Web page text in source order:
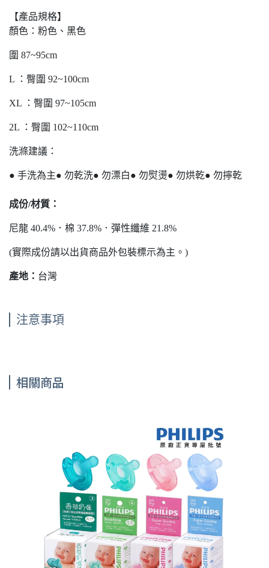
【產品規格】
顏色：粉色、黑色
圍 87~95cm
L ：臀圍 92~100cm
XL ：臀圍 97~105cm
2L ：臀圍 102~110cm
洗滌建議：
● 手洗為主● 勿乾洗● 勿漂白● 勿熨燙● 勿烘乾● 勿擰乾
成份/材質：
尼龍 40.4%．棉 37.8%．彈性纖維 21.8%
(實際成份請以出貨商品外包裝標示為主。)
產地： 台灣
注意事項
相關商品